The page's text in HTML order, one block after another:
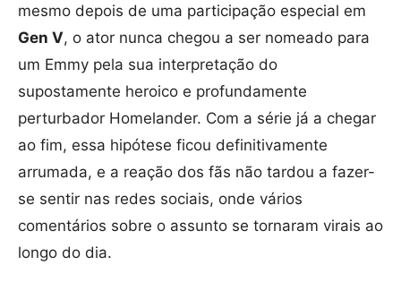
mesmo depois de uma participação especial em
Gen V, o ator nunca chegou a ser nomeado para
um Emmy pela sua interpretação do
supostamente heroico e profundamente
perturbador Homelander. Com a série já a chegar
ao fim, essa hipótese ficou definitivamente
arrumada, e a reação dos fãs não tardou a fazer-
se sentir nas redes sociais, onde vários
comentários sobre o assunto se tornaram virais ao
longo do dia.